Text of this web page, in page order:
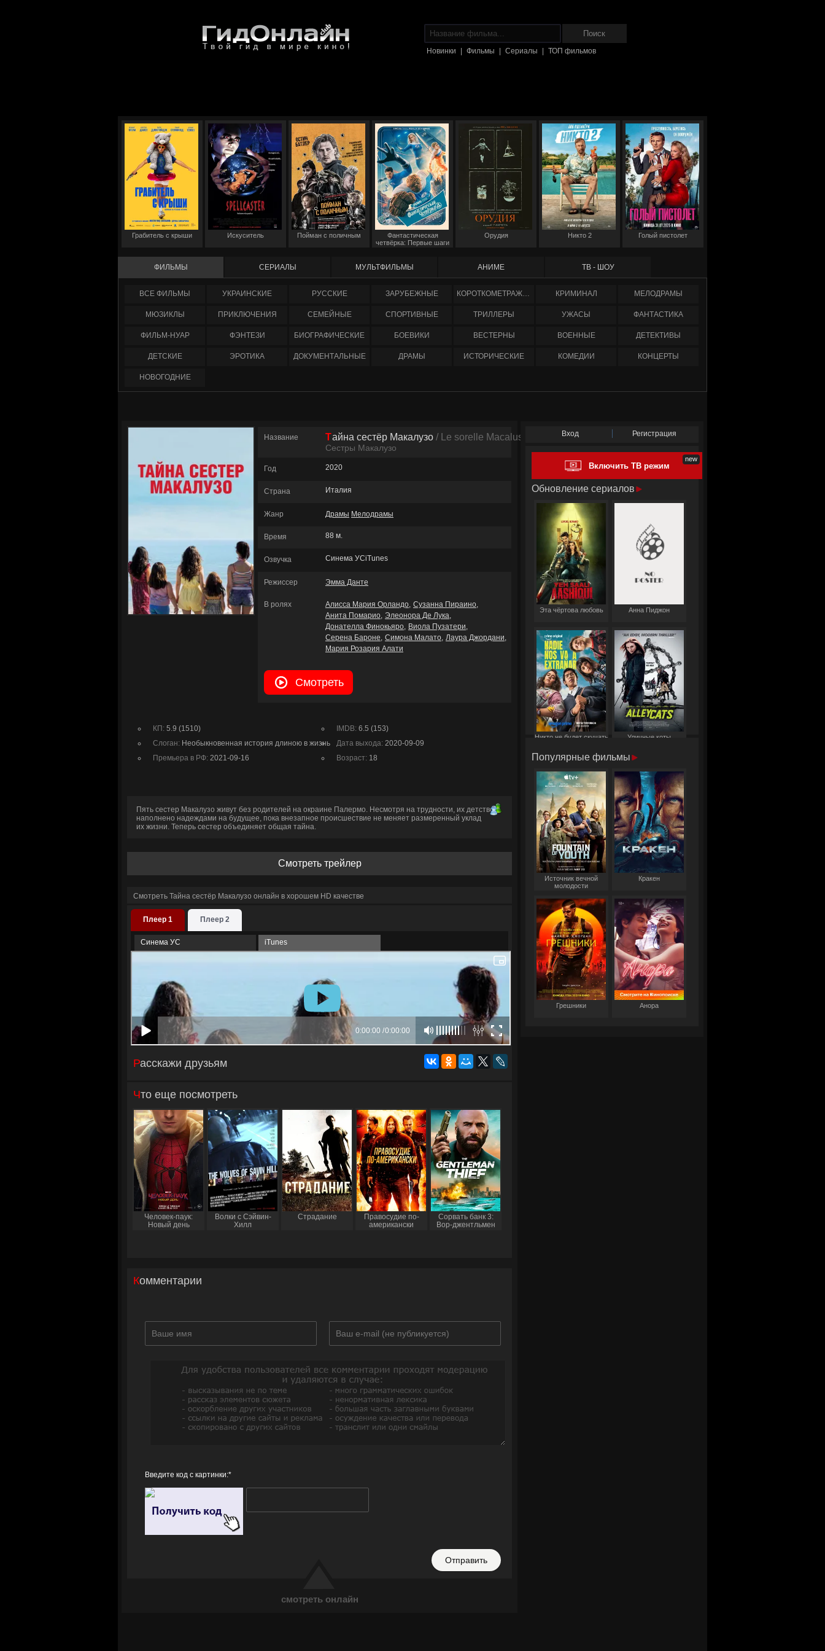
Новинки Фильмы Сериалы ТОП фильмов
Грабитель с крыши Искуситель Пойман с поличным
Фантастическая
четвёрка: Первые шаги
Орудия Никто 2 Голый пистолет
ФИЛЬМЫ СЕРИАЛЫ МУЛЬТФИЛЬМЫ АНИМЕ ТВ - ШОУ
ФИЛЬМЫ УКРАИНCКИЕ РУССКИЕ ЗАРУБЕЖНЫЕ КОРОТКОМЕТРАЖНЫЕ КРИМИНАЛ МЕЛОДРАМЫ
МЮЗИКЛЫ ПРИКЛЮЧЕНИЯ СЕМЕЙНЫЕ СПОРТИВНЫЕ ТРИЛЛЕРЫ УЖАСЫ ФАНТАСТИКА
ФИЛЬМ-НУАР ФЭНТЕЗИ БИОГРАФИЧЕСКИЕ БОЕВИКИ ВЕСТЕРНЫ ВОЕННЫЕ ДЕТЕКТИВЫ
ДЕТСКИЕ ЭРОТИКА ДОКУМЕНТАЛЬНЫЕ ДРАМЫ ИСТОРИЧЕСКИЕ КОМЕДИИ КОНЦЕРТЫ
НОВОГОДНИЕ
смотреть онлайн
Название Тайна сестёр Макалузо / Le sorelle Macaluso
Сестры Макалузо
Год 2020
Страна Италия
Жанр Драмы Мелодрамы
Время 88 м.
Озвучка Синема УСiTunes
Режиссер Эмма Данте
В ролях Алисса Мария Орландо Сузанна Пираино
Анита Помарио Элеонора Де Лука
Донателла Финокьяро
Виола Пузатери
Серена Бароне Симона Малато Лаура Джордани
Мария Розария Алати
Смотреть
КП: 5.9 (1510) IMDB:6.5 (153)
Слоган: Необыкновенная история длиною в жизнь Дата выхода:2020-09-09
Премьера в РФ: 2021-09-16 Возраст: 18
Пять сестер Макалузо живут без родителей на окраине Палермо. Несмотря на трудности, их детство
наполнено надеждами на будущее, пока внезапное происшествие не меняет размеренный уклад
их жизни. Теперь сестер объединяет общая тайна.
Смотреть трейлер
Смотреть Тайна сестёр Макалузо онлайн в хорошем HD качестве
Плеер 1 Плеер 2
Синема УС iTunes
Расскажи друзьям
Что еще посмотреть
Человек-паук:
Новый день
Волки с Сэйвин-
Хилл
Страдание
Правосудие по-
американски
Сорвать банк 3:
Вор-джентльмен
Комментарии
Введите код с картинки:*
Отправить
Вход Регистрация
Включить ТВ режим
Обновление сериалов
Эта чёртова любовь Анна Пиджон
Никто не будет скучать
Уличные коты
Популярные фильмы
Источник вечной
молодости
Кракен
Грешники Анора